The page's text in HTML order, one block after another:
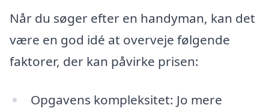
Når du søger efter en handyman, kan det
være en god idé at overveje følgende
faktorer, der kan påvirke prisen:
Opgavens kompleksitet: Jo mere